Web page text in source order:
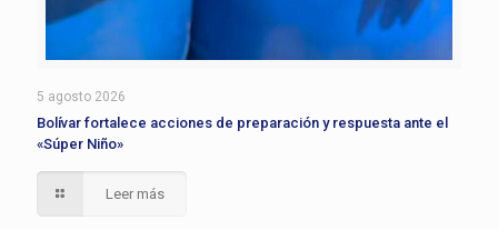
5 agosto 2026
Bolívar fortalece acciones de preparación y respuesta ante el
«Súper Niño»
Leer más